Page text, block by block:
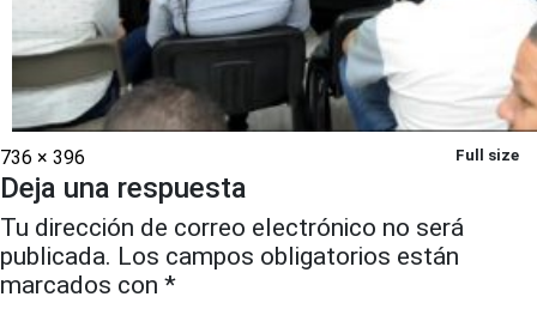
Full size
736 × 396
Deja una respuesta
Tu dirección de correo electrónico no será
publicada. Los campos obligatorios están
marcados con *